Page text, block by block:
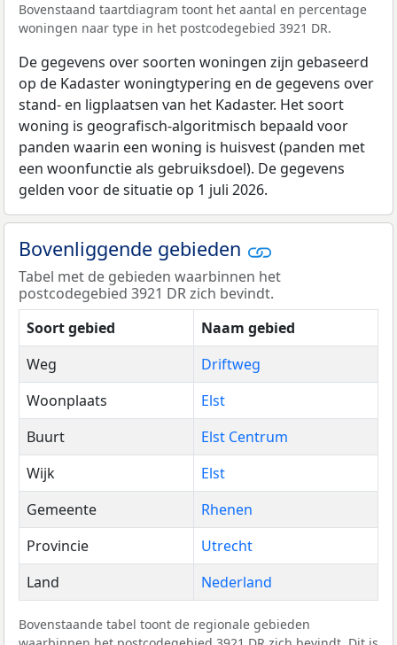
Bovenstaand taartdiagram toont het aantal en percentage
woningen naar type in het postcodegebied 3921 DR.
De gegevens over soorten woningen zijn gebaseerd
op de Kadaster woningtypering en de gegevens over
stand- en ligplaatsen van het Kadaster. Het soort
woning is geografisch-algoritmisch bepaald voor
panden waarin een woning is huisvest (panden met
een woonfunctie als gebruiksdoel). De gegevens
gelden voor de situatie op 1 juli 2026.
Bovenliggende gebieden
Tabel met de gebieden waarbinnen het
postcodegebied 3921 DR zich bevindt.
Soort gebied
Naam gebied
Weg
Driftweg
Woonplaats
Elst
Buurt
Elst Centrum
Wijk
Elst
Gemeente
Rhenen
Provincie
Utrecht
Land
Nederland
Bovenstaande tabel toont de regionale gebieden